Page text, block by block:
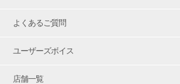
よくあるご質問
ユーザーズボイス
店舗一覧